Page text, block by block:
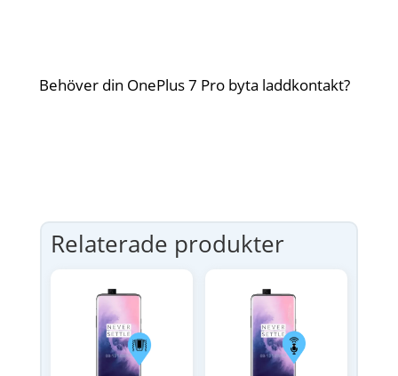
Behöver din OnePlus 7 Pro byta laddkontakt?
Relaterade produkter